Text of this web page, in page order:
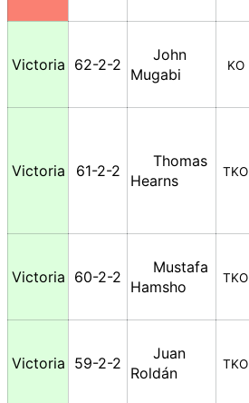
Victoria 62-2-2
John
Mugabi
KO
Victoria 61-2-2
Thomas
Hearns
TKO
Victoria 60-2-2
Mustafa
Hamsho
TKO
Victoria 59-2-2
Juan
Roldán
TKO